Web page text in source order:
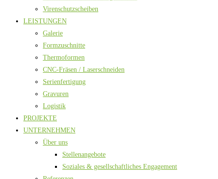
Virenschutzscheiben
LEISTUNGEN
Galerie
Formzuschnitte
Thermoformen
CNC-Fräsen / Laserschneiden
Serienfertigung
Gravuren
Logistik
PROJEKTE
UNTERNEHMEN
Über uns
Stellenangebote
Soziales & gesellschaftliches Engagement